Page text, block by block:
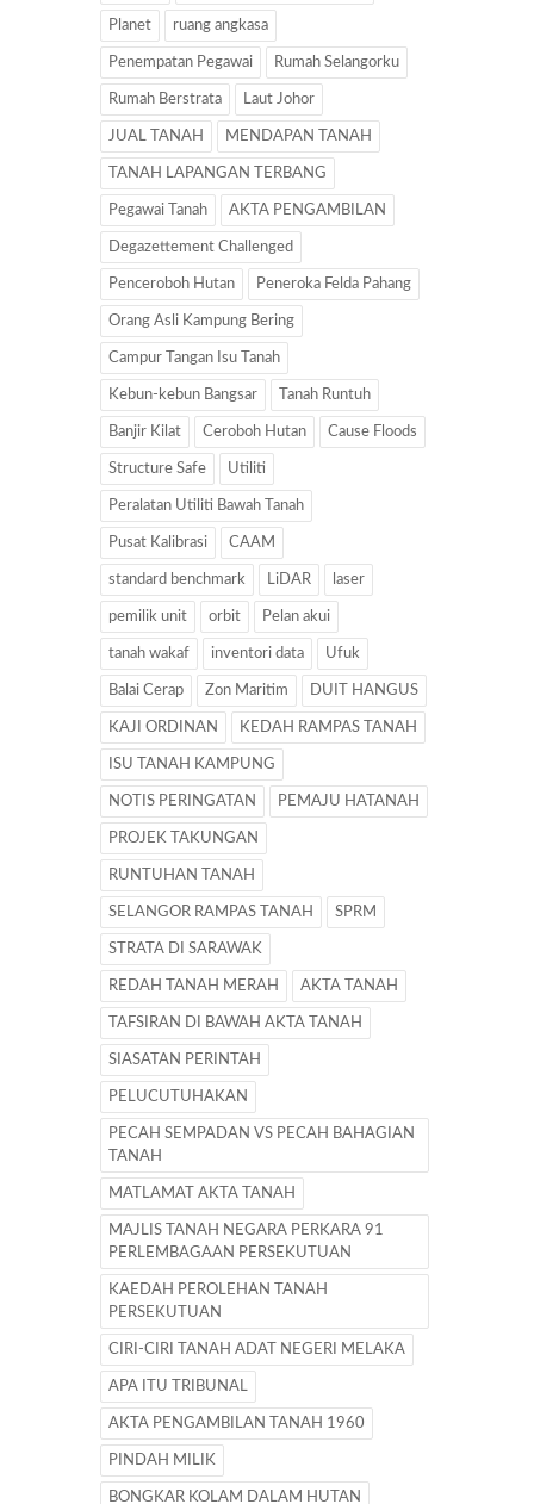
Planet ruang angkasa
Penempatan Pegawai Rumah Selangorku
Rumah Berstrata Laut Johor
JUAL TANAH MENDAPAN TANAH
TANAH LAPANGAN TERBANG
Pegawai Tanah AKTA PENGAMBILAN
Degazettement Challenged
Penceroboh Hutan Peneroka Felda Pahang
Orang Asli Kampung Bering
Campur Tangan Isu Tanah
Kebun-kebun Bangsar Tanah Runtuh
Banjir Kilat Ceroboh Hutan Cause Floods
Structure Safe Utiliti
Peralatan Utiliti Bawah Tanah
Pusat Kalibrasi CAAM
standard benchmark LiDAR laser
pemilik unit orbit Pelan akui
tanah wakaf inventori data Ufuk
Balai Cerap Zon Maritim DUIT HANGUS
KAJI ORDINAN KEDAH RAMPAS TANAH
ISU TANAH KAMPUNG
NOTIS PERINGATAN PEMAJU HATANAH
PROJEK TAKUNGAN
RUNTUHAN TANAH
SELANGOR RAMPAS TANAH SPRM
STRATA DI SARAWAK
REDAH TANAH MERAH AKTA TANAH
TAFSIRAN DI BAWAH AKTA TANAH
SIASATAN PERINTAH
PELUCUTUHAKAN
PECAH SEMPADAN VS PECAH BAHAGIAN
TANAH
MATLAMAT AKTA TANAH
MAJLIS TANAH NEGARA PERKARA 91
PERLEMBAGAAN PERSEKUTUAN
KAEDAH PEROLEHAN TANAH
PERSEKUTUAN
CIRI-CIRI TANAH ADAT NEGERI MELAKA
APA ITU TRIBUNAL
AKTA PENGAMBILAN TANAH 1960
PINDAH MILIK
BONGKAR KOLAM DALAM HUTAN